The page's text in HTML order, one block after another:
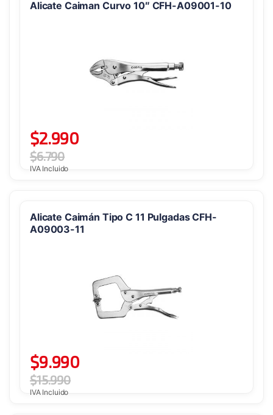
Alicate Caiman Curvo 10″ CFH-A09001-10
$2.990
$6.790
IVA Incluido
Alicate Caimán Tipo C 11 Pulgadas CFH-
A09003-11
$9.990
$15.990
IVA Incluido